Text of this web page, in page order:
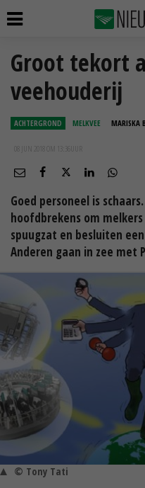
Groot tekort
veehouderij
ACHTERGROND MELKVEE MARISKA
08 JUN 2018 OM 13:36
Goed personeel is
hoofdbrekens om
spuugzat en besluiten
Anderen gaan in zee met
© Tony Tati